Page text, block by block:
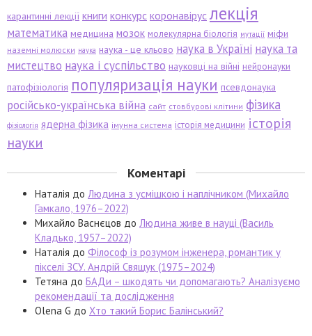
карантинні лекції книги конкурс коронавірус лекція
математика медицина мозок молекулярна біологія мутації міфи
наземні молюски наука наука - це кльово наука в Україні наука та
мистецтво наука і суспільство науковці на війні нейронауки
патофізіологія популяризація науки псевдонаука
російсько-українська війна сайт стовбурові клітини фізика
фізіологія ядерна фізика імунна система історія медицини історія
науки
Коментарі
Наталія до Людина з усмішкою і наплічником (Михайло
Гамкало, 1976–2022)
Михайло Васнєцов до Людина живе в науці (Василь
Кладько, 1957–2022)
Наталія до Філософ із розумом інженера, романтик у
пікселі ЗСУ. Андрій Свящук (1975–2024)
Тетяна до БАДи – шкодять чи допомагають? Аналізуємо
рекомендації та дослідження
Olena G до Хто такий Борис Балінський?